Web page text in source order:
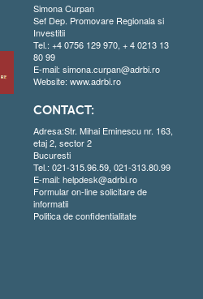
Simona Curpan
Sef Dep. Promovare Regionala si
Investitii
Tel.: +4 0756 129 970, + 4 0213 13
80 99
E-mail: simona.curpan@adrbi.ro
Website: www.adrbi.ro
CONTACT:
Adresa:Str. Mihai Eminescu nr. 163,
etaj 2, sector 2
Bucuresti
Tel.: 021-315.96.59, 021-313.80.99
E-mail: helpdesk@adrbi.ro
Formular on-line solicitare de
informatii
Politica de confidentialitate